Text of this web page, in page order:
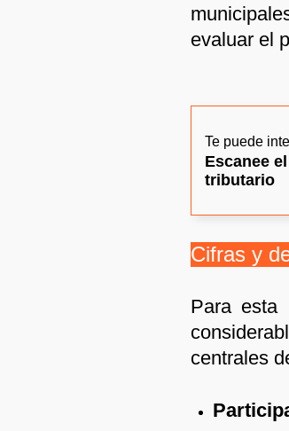
evaluar el
Te puede
Escanee
tributario
Cifras y
Para esta
centrales